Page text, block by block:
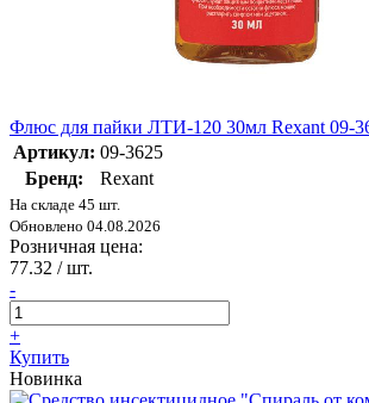
Флюс для пайки ЛТИ-120 30мл Rexant 09-
Артикул: 09-3625
Бренд:
Rexant
На складе 45 шт.
Обновлено 04.08.2026
Розничная цена:
77.32 / шт.
-
+
Купить
Новинка